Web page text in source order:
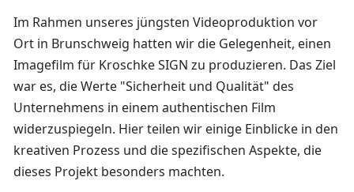
Im Rahmen unseres jüngsten Videoproduktion vor
Ort in Brunschweig hatten wir die Gelegenheit, einen
Imagefilm für Kroschke SIGN zu produzieren. Das Ziel
war es, die Werte "Sicherheit und Qualität" des
Unternehmens in einem authentischen Film
widerzuspiegeln. Hier teilen wir einige Einblicke in den
kreativen Prozess und die spezifischen Aspekte, die
dieses Projekt besonders machten.